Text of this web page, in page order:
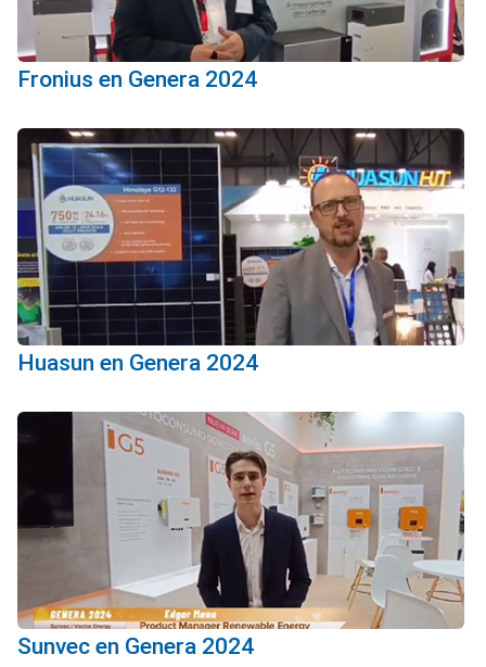
Fronius en Genera 2024
Huasun en Genera 2024
Sunvec en Genera 2024